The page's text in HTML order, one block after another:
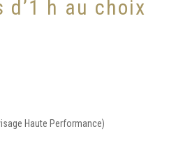
h au choix
Haute Performance)